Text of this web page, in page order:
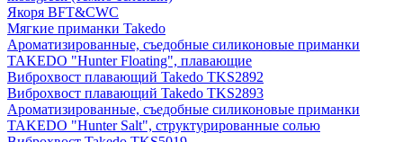
Якоря BFT&CWC
Мягкие приманки Takedo
Ароматизированные, съедобные силиконовые приманки
TAKEDO "Hunter Floating", плавающие
Виброхвост плавающий Takedo TKS2892
Виброхвост плавающий Takedo TKS2893
Ароматизированные, съедобные силиконовые приманки
TAKEDO "Hunter Salt", структурированные солью